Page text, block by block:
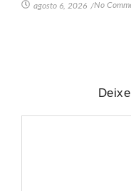
agosto 6, 2026 /No